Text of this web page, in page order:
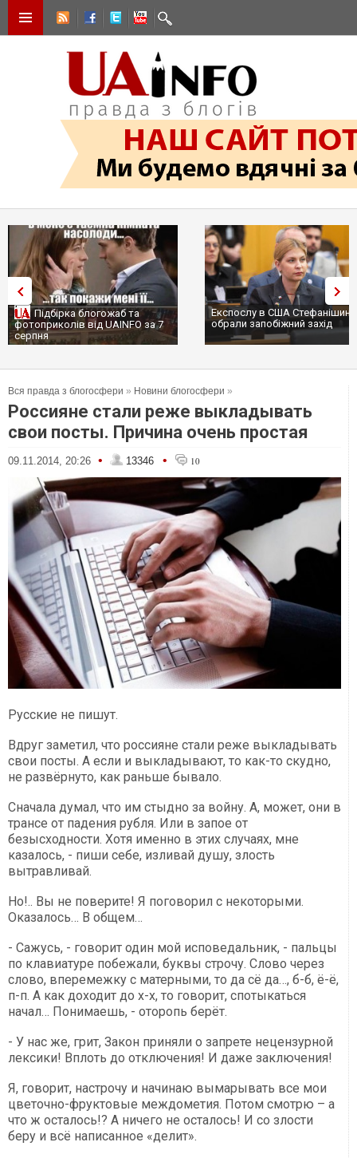
Підбірка блогожаб та
фотоприколів від UAINFO за 7
серпня
Експослу в США
обрали запобіжний захід
Вся правда з блогосфери » Новини блогосфери »
Россияне стали реже выкладывать
свои посты. Причина очень простая
09.11.2014, 20:26 • 13346 • 10
Русские не пишут.
Вдруг заметил, что россияне стали реже выкладывать
свои посты. А если и выкладывают, то как-то скудно,
не развёрнуто, как раньше бывало.
Сначала думал, что им стыдно за войну. А, может, они в
трансе от падения рубля. Или в запое от
безысходности. Хотя именно в этих случаях, мне
казалось, - пиши себе, изливай душу, злость
вытравливай.
Но!.. Вы не поверите! Я поговорил с некоторыми.
Оказалось… В общем…
- Сажусь, - говорит один мой исповедальник, - пальцы
по клавиатуре побежали, буквы строчу. Слово через
слово, вперемежку с матерными, то да сё да…, б-б, ё-ё,
п-п. А как доходит до х-х, то говорит, спотыкаться
начал… Понимаешь, - оторопь берёт.
- У нас же, грит, Закон приняли о запрете нецензурной
лексики! Вплоть до отключения! И даже заключения!
Я, говорит, настрочу и начинаю вымарывать все мои
цветочно-фруктовые междометия. Потом смотрю – а
что ж осталось!? А ничего не осталось! И со злости
беру и всё написанное «делит».